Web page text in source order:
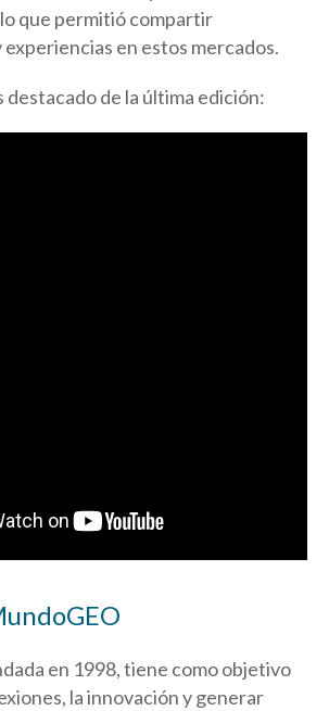
que permitió compartir
en estos mercados.
destacado de la última edición:
en 1998, tiene como objetivo
la innovación y generar